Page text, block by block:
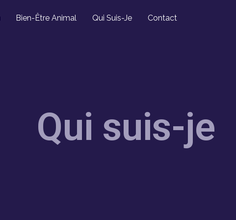
Bien-Être Animal Qui Suis-Je Contact
Qui suis-je